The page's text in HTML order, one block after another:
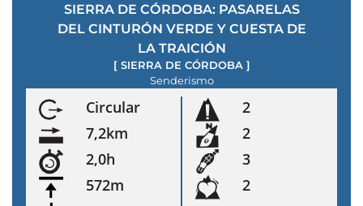
SIERRA DE CÓRDOBA: PASARELAS
DEL CINTURÓN VERDE Y CUESTA DE
LA TRAICIÓN
[ SIERRA DE CÓRDOBA]
Senderismo
Circular
7,2km
2,0h
572m
2
2
3
2